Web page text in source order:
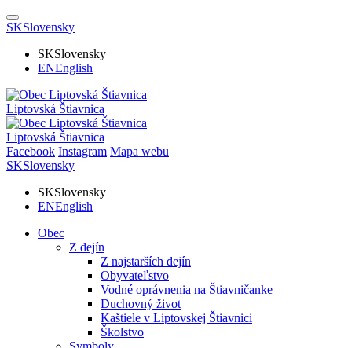
SKSlovensky
SKSlovensky
ENEnglish
Liptovská Štiavnica
Liptovská Štiavnica
Facebook Instagram Mapa webu
SKSlovensky
SKSlovensky
ENEnglish
Obec
Z dejín
Z najstarších dejín
Obyvateľstvo
Vodné oprávnenia na Štiavničanke
Duchovný život
Kaštiele v Liptovskej Štiavnici
Školstvo